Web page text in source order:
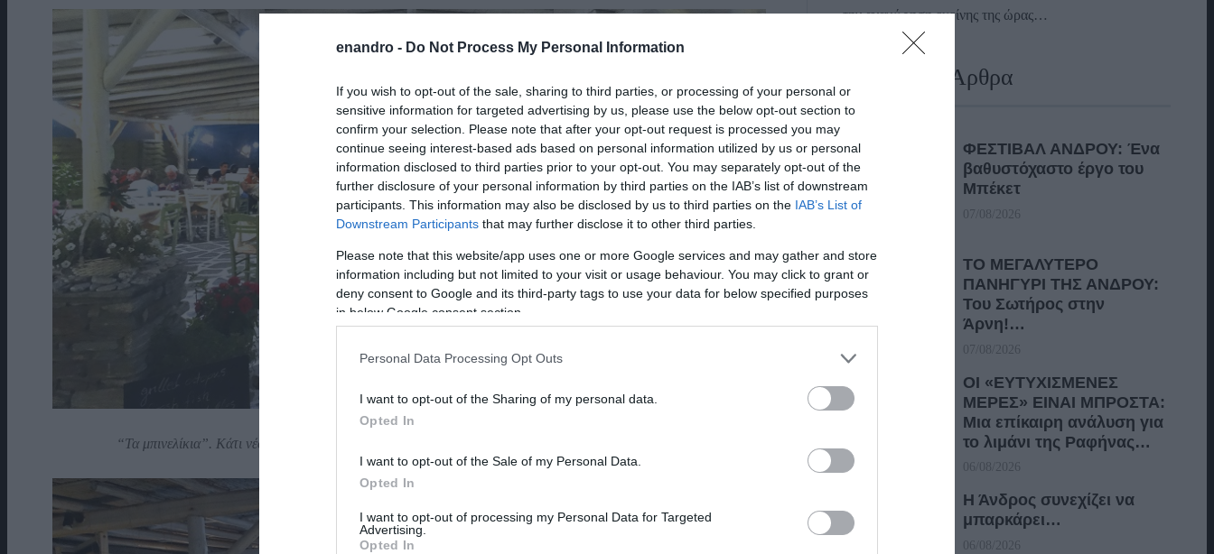
enandro - Do Not Process My Personal Information
If you wish to opt-out of the sale, sharing to third parties, or processing of your personal or
sensitive information for targeted advertising by us, please use the below opt-out section to
confirm your selection. Please note that after your opt-out request is processed you may
continue seeing interest-based ads based on personal information utilized by us or personal
information disclosed to third parties prior to your opt-out. You may separately opt-out of the
further disclosure of your personal information by third parties on the IAB’s list of downstream
participants. This information may also be disclosed by us to third parties on the IAB’s List of
Downstream Participants that may further disclose it to other third parties.
Please note that this website/app uses one or more Google services and may gather and store
information including but not limited to your visit or usage behaviour. You may click to grant or
deny consent to Google and its third-party tags to use your data for below specified purposes
in below Google consent section.
Personal Data Processing Opt Outs
I want to opt-out of the Sharing of my personal data.
Opted In
I want to opt-out of the Sale of my Personal Data.
Opted In
I want to opt-out of processing my Personal Data for Targeted
Advertising.
Opted In
“Τα μπινελίκια”. Κάτι νέο στο Νειμποριό για τους ξένους επισκέπτες. Και όχι μόνο… (φωτ. Εν Άνδρω).
την αναχώρηση εκείνης της ώρας…
Πρόσφατα Άρθρα
ΦΕΣΤΙΒΑΛ ΑΝΔΡΟΥ: Ένα
βαθυστόχαστο έργο του
Μπέκετ
07/08/2026
ΤΟ ΜΕΓΑΛΥΤΕΡΟ
ΠΑΝΗΓΥΡΙ ΤΗΣ ΑΝΔΡΟΥ:
Του Σωτήρος στην
Άρνη!…
07/08/2026
ΟΙ «ΕΥΤΥΧΙΣΜΕΝΕΣ
ΜΕΡΕΣ» ΕΙΝΑΙ ΜΠΡΟΣΤΑ:
Μια επίκαιρη ανάλυση για
το λιμάνι της Ραφήνας…
06/08/2026
Η Άνδρος συνεχίζει να
μπαρκάρει…
06/08/2026